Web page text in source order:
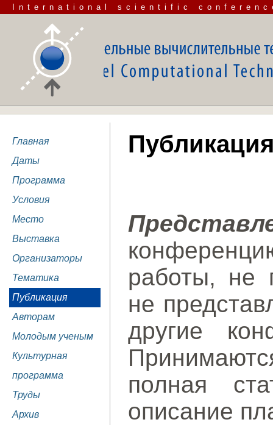
International scientific
Главная
Даты
Программа
Условия
Место
Выставка
Организаторы
Тематика
Публикация
Авторам
Молодым ученым
Культурная
программа
Труды
Архив
работы, не
не
другие
полная
описание